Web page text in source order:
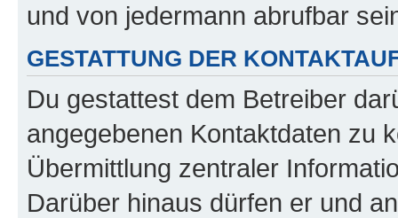
und von jedermann abrufbar
GESTATTUNG DER
Du gestattest dem Betreiber
angegebenen Kontaktdaten zu
Übermittlung zentraler
Darüber hinaus dürfen er und